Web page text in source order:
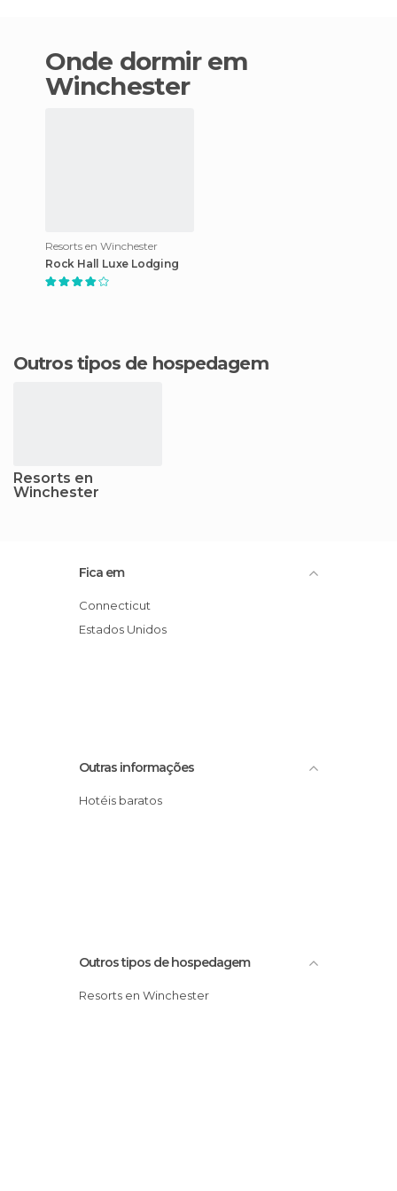
Onde dormir em
Winchester
Resorts en Winchester
Rock Hall Luxe Lodging
Outros tipos de hospedagem
Resorts en
Winchester
Fica em
Connecticut
Estados Unidos
Outras informações
Hotéis baratos
Outros tipos de hospedagem
Resorts en Winchester